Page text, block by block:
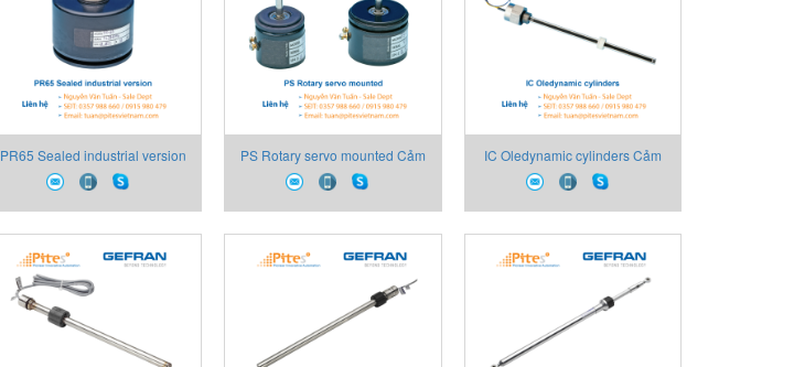
PR65 Sealed industrial version
Cảm biến vị trí Gefran Việt Nam
PS Rotary servo mounted Cảm
biến vị trí Gefran Việt Nam
IC Oledynamic cylinders Cảm
biến vị trí Gefran Việt Nam